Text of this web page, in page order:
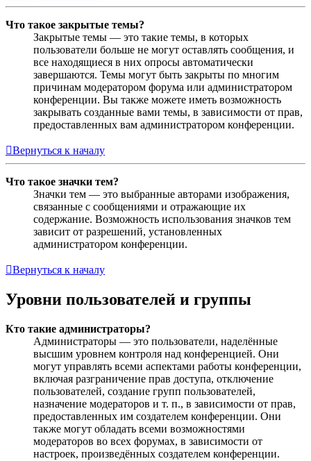
Что такое закрытые темы?
Закрытые темы — это такие темы, в которых
пользователи больше не могут оставлять сообщения, и
все находящиеся в них опросы автоматически
завершаются. Темы могут быть закрыты по многим
причинам модератором форума или администратором
конференции. Вы также можете иметь возможность
закрывать созданные вами темы, в зависимости от прав,
предоставленных вам администратором конференции.
Вернуться к началу
Что такое значки тем?
Значки тем — это выбранные авторами изображения,
связанные с сообщениями и отражающие их
содержание. Возможность использования значков тем
зависит от разрешений, установленных
администратором конференции.
Вернуться к началу
Уровни пользователей и группы
Кто такие администраторы?
Администраторы — это пользователи, наделённые
высшим уровнем контроля над конференцией. Они
могут управлять всеми аспектами работы конференции,
включая разграничение прав доступа, отключение
пользователей, создание групп пользователей,
назначение модераторов и т. п., в зависимости от прав,
предоставленных им создателем конференции. Они
также могут обладать всеми возможностями
модераторов во всех форумах, в зависимости от
настроек, произведённых создателем конференции.